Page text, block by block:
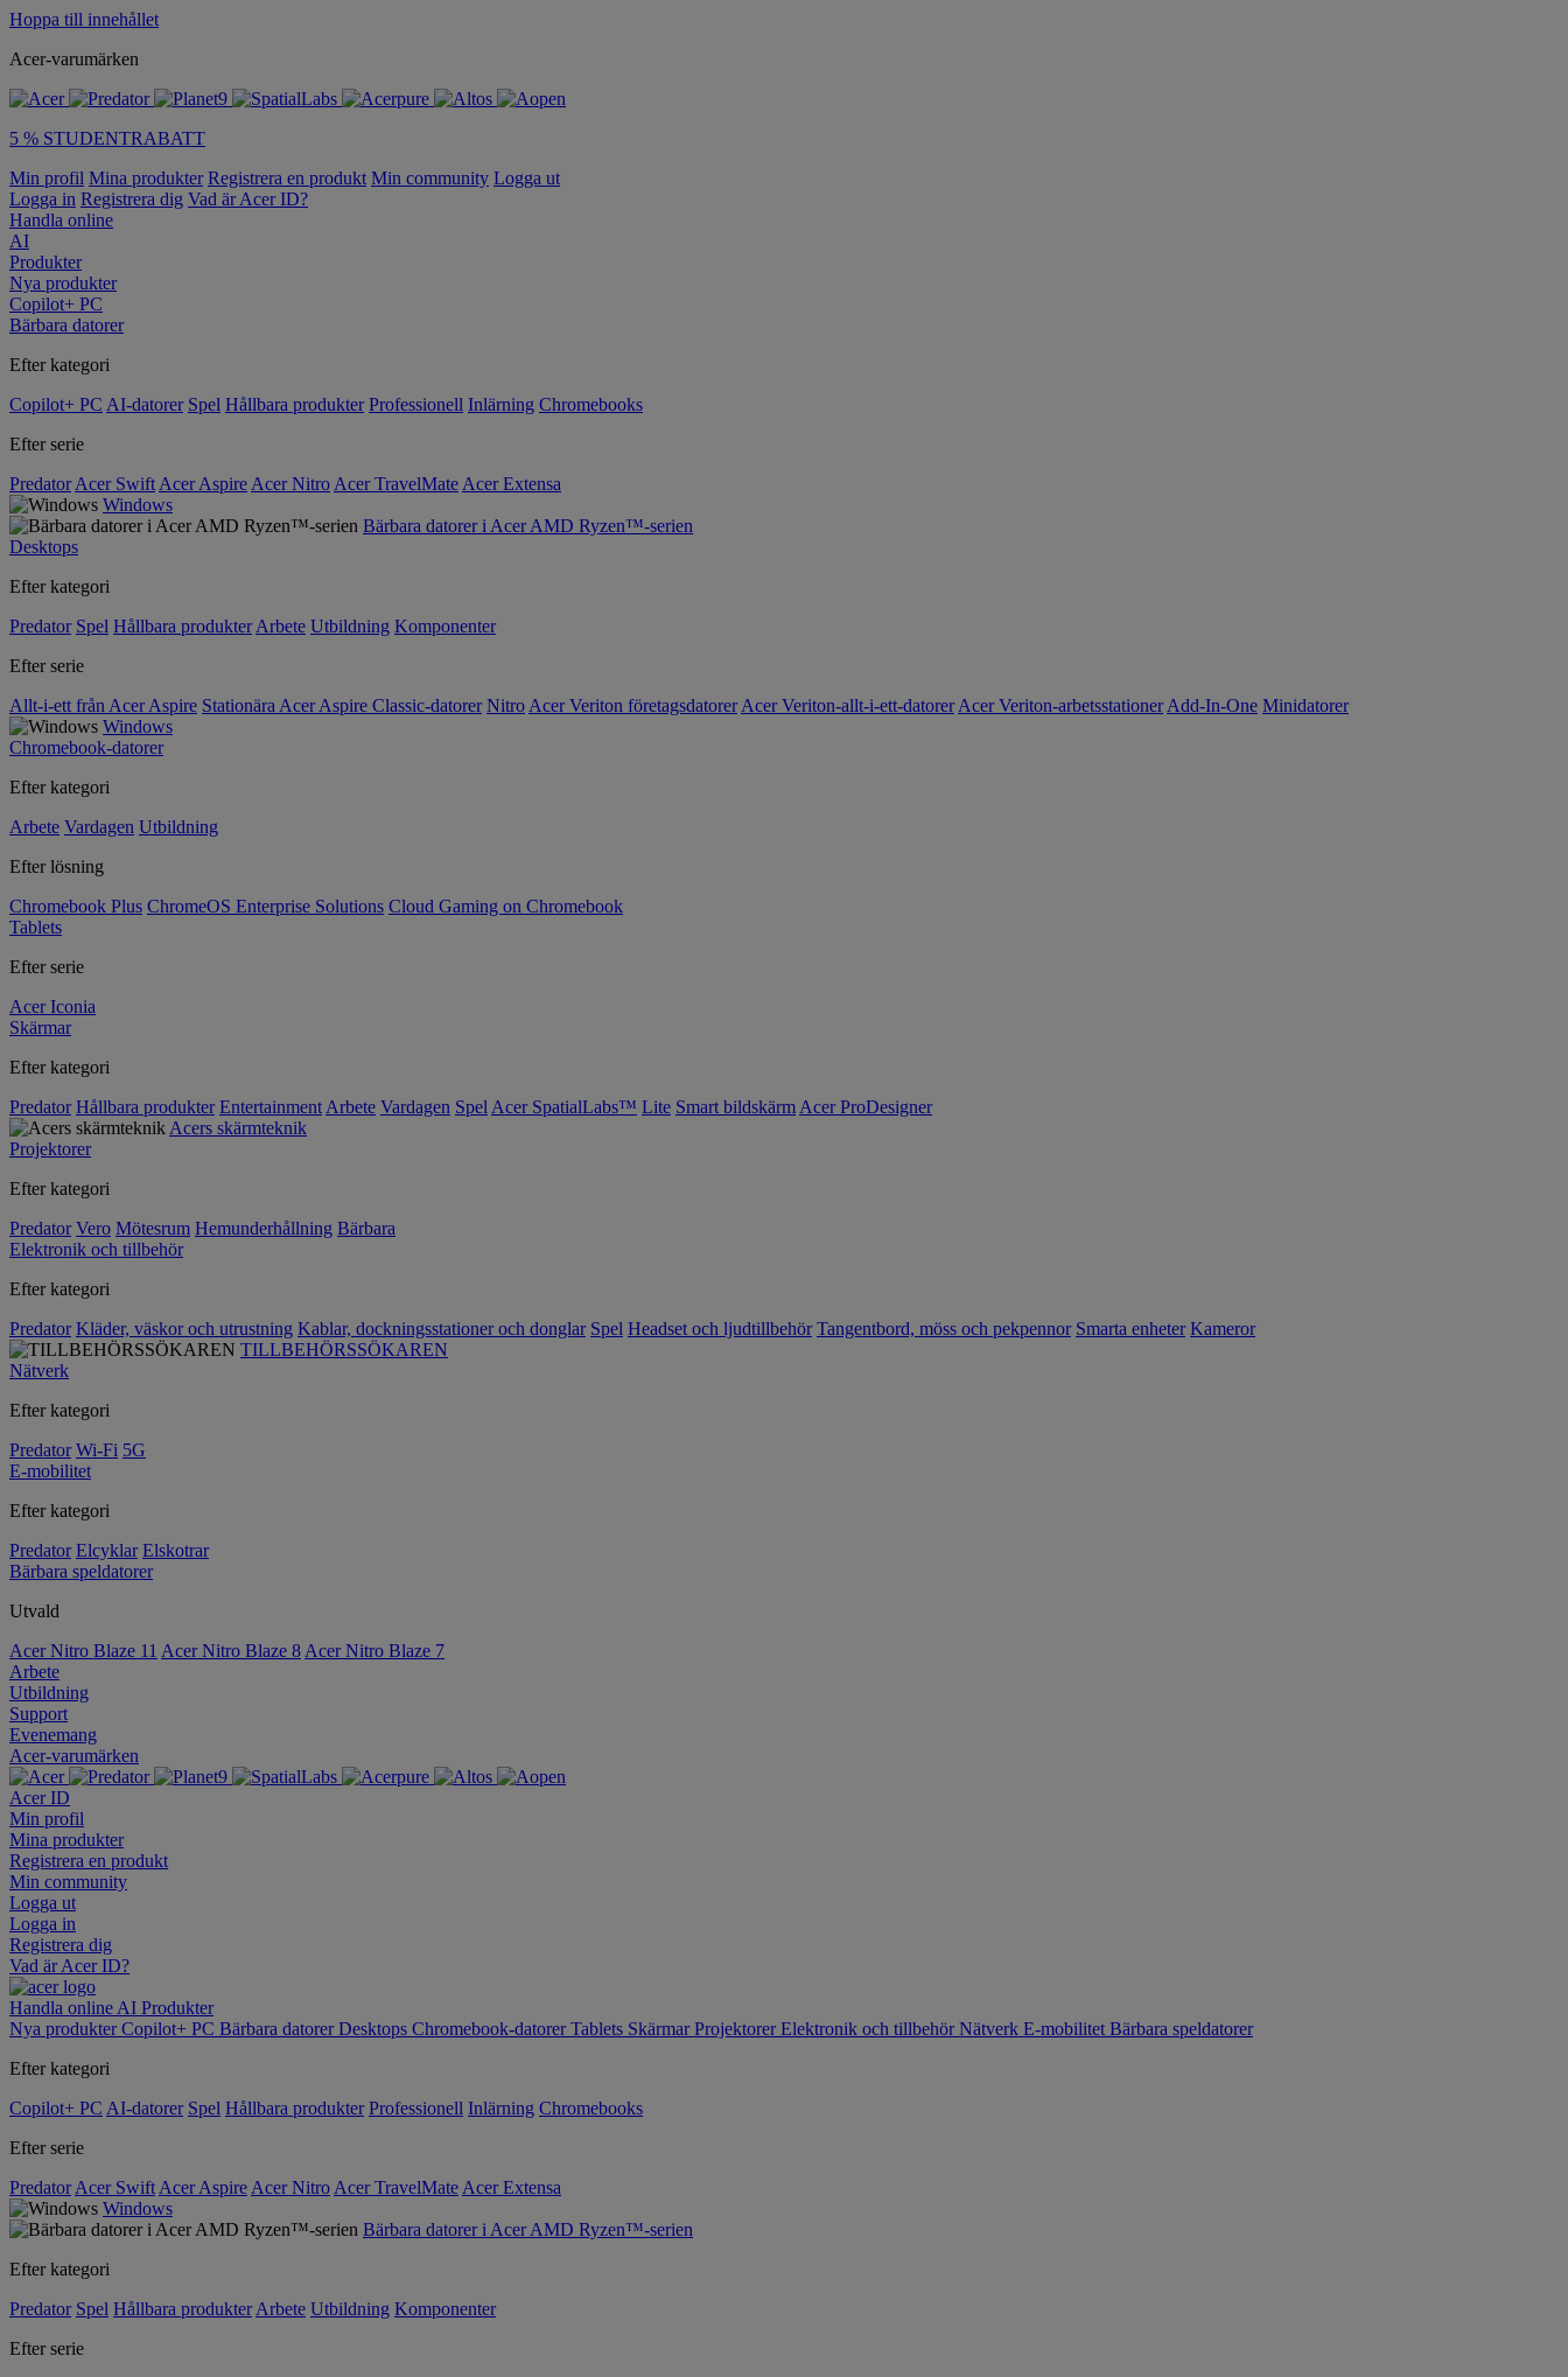
Hoppa till innehållet
Acer-varumärken
5 % STUDENTRABATT
Min profil Mina produkter Registrera en produkt Min community Logga ut
Logga in Registrera dig Vad är Acer ID?
Handla online
AI
Produkter
Nya produkter
Copilot+ PC
Bärbara datorer
Efter kategori
Copilot+ PC AI-datorer Spel Hållbara produkter Professionell Inlärning Chromebooks
Efter serie
Predator Acer Swift Acer Aspire Acer Nitro Acer TravelMate Acer Extensa
Windows
Bärbara datorer i Acer AMD Ryzen™-serien
Desktops
Efter kategori
Predator Spel Hållbara produkter Arbete Utbildning Komponenter
Efter serie
Allt-i-ett från Acer Aspire Stationära Acer Aspire Classic-datorer Nitro Acer Veriton företagsdatorer Acer Veriton-allt-i-ett-datorer Acer Veriton-arbetsstationer Add-In-One Minidatorer
Windows
Chromebook-datorer
Efter kategori
Arbete Vardagen Utbildning
Efter lösning
Chromebook Plus ChromeOS Enterprise Solutions Cloud Gaming on Chromebook
Tablets
Efter serie
Acer Iconia
Skärmar
Efter kategori
Predator Hållbara produkter Entertainment Arbete Vardagen Spel Acer SpatialLabs™ Lite Smart bildskärm Acer ProDesigner
Acers skärmteknik
Projektorer
Efter kategori
Predator Vero Mötesrum Hemunderhållning Bärbara
Elektronik och tillbehör
Efter kategori
Predator Kläder, väskor och utrustning Kablar, dockningsstationer och donglar Spel Headset och ljudtillbehör Tangentbord, möss och pekpennor Smarta enheter Kameror
TILLBEHÖRSSÖKAREN
Nätverk
Efter kategori
Predator Wi-Fi 5G
E-mobilitet
Efter kategori
Predator Elcyklar Elskotrar
Bärbara speldatorer
Utvald
Acer Nitro Blaze 11 Acer Nitro Blaze 8 Acer Nitro Blaze 7
Arbete
Utbildning
Support
Evenemang
Acer-varumärken
Acer ID
Min profil
Mina produkter
Registrera en produkt
Min community
Logga ut
Logga in
Registrera dig
Vad är Acer ID?
Handla online AI Produkter
Nya produkterCopilot+ PC Bärbara datorerDesktops Chromebook-datorerTablets SkärmarProjektorerElektronik och tillbehörNätverk E-mobilitet Bärbara speldatorer
Efter kategori
Copilot+ PC AI-datorer Spel Hållbara produkter Professionell Inlärning Chromebooks
Efter serie
Predator Acer Swift Acer Aspire Acer Nitro Acer TravelMate Acer Extensa
Windows
Bärbara datorer i Acer AMD Ryzen™-serien
Efter kategori
Predator Spel Hållbara produkter Arbete Utbildning Komponenter
Efter serie